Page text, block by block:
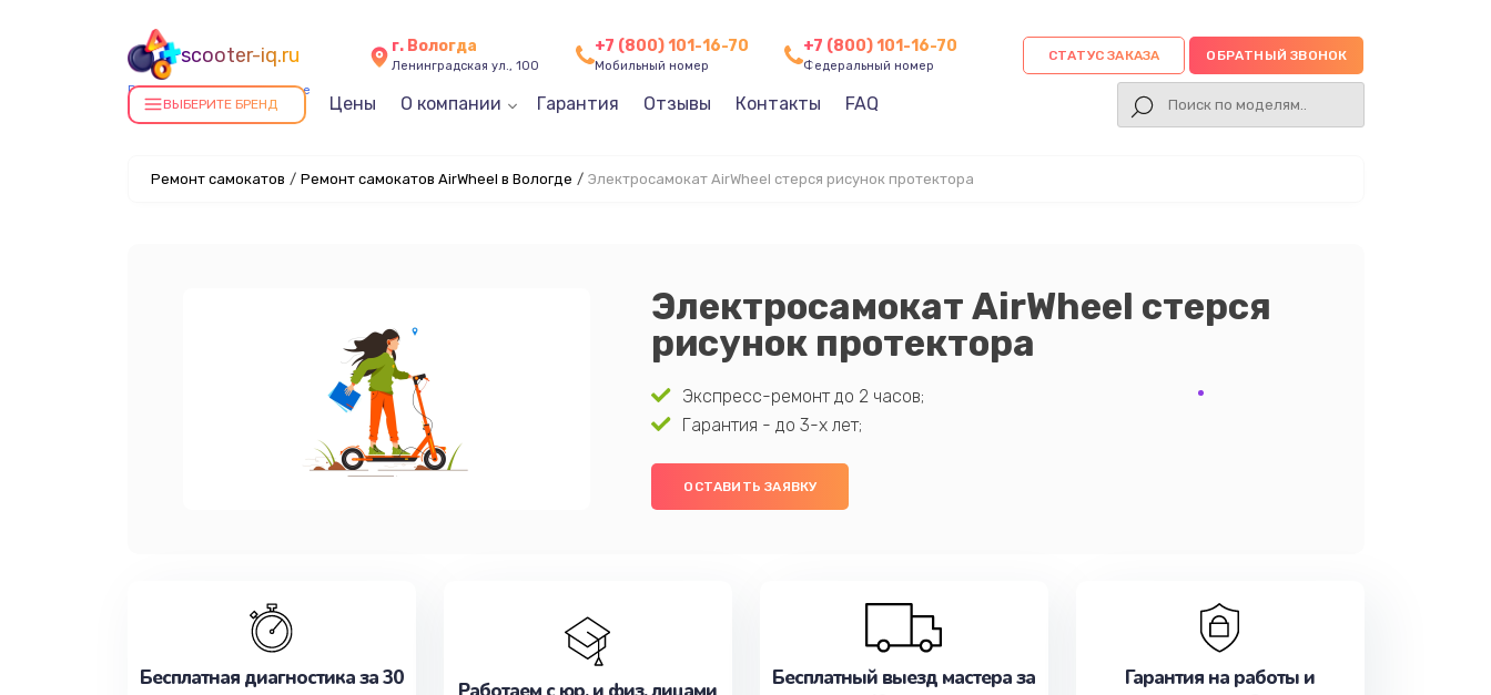
scooter-iq.ru
Ремонт самокатов в Вологде
г. Вологда
Ленинградская ул., 100
+7 (800) 101-16-70
Мобильный номер
+7 (800) 101-16-70
Федеральный номер
СТАТУС ЗАКАЗА ОБРАТНЫЙ ЗВОНОК
ВЫБЕРИТЕ БРЕНД Цены О компании Гарантия Отзывы Контакты FAQ
Ремонт самокатов / Ремонт самокатов AirWheel в Вологде / Электросамокат AirWheel стерся рисунок протектора
Электросамокат AirWheel стерся
рисунок протектора
Экспресс-ремонт до 2 часов;
Гарантия - до 3-х лет;
ОСТАВИТЬ ЗАЯВКУ
Бесплатная диагностика за 30
Бесплатный выезд мастера за
Гарантия на работы и